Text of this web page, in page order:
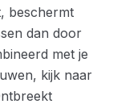
beschermt
dan door
met je
kijk naar